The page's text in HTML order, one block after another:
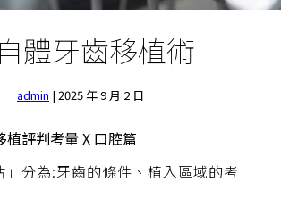
體牙齒移植術
admin | 2025 年 9 月 2 日
植評判考量 X 口腔篇
」分為:牙齒的條件、植入區域的考